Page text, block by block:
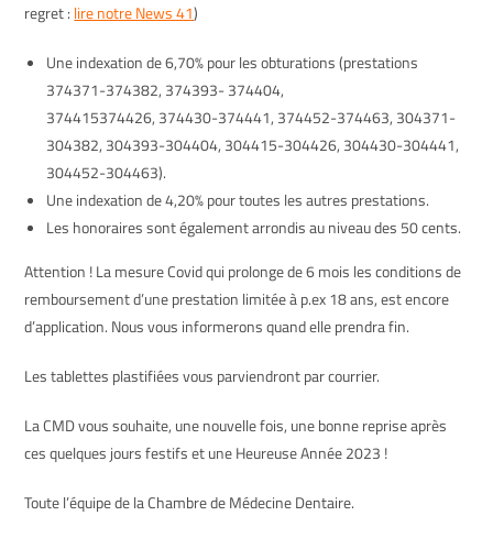
regret : lire notre News 41)
Une indexation de 6,70% pour les obturations (prestations
374371-374382, 374393- 374404,
374415374426, 374430-374441, 374452-374463, 304371-
304382, 304393-304404, 304415-304426, 304430-304441,
304452-304463).
Une indexation de 4,20% pour toutes les autres prestations.
Les honoraires sont également arrondis au niveau des 50 cents.
Attention ! La mesure Covid qui prolonge de 6 mois les conditions de
remboursement d’une prestation limitée à p.ex 18 ans, est encore
d’application. Nous vous informerons quand elle prendra fin.
Les tablettes plastifiées vous parviendront par courrier.
La CMD vous souhaite, une nouvelle fois, une bonne reprise après
ces quelques jours festifs et une Heureuse Année 2023 !
Toute l’équipe de la Chambre de Médecine Dentaire.